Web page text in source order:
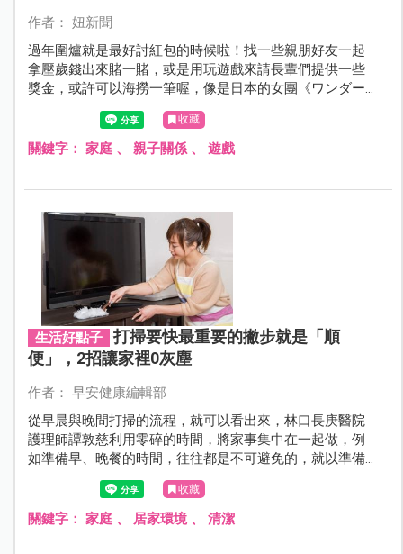
作者： 妞新聞
過年圍爐就是最好討紅包的時候啦！找一些親朋好友一起
拿壓歲錢出來賭一賭，或是用玩遊戲來請長輩們提供一些
獎金，或許可以海撈一筆喔，像是日本的女團《ワンダー
ウィード（Wonder Weed）》成員的佐倉ちひろ（佐倉
Chihiro）今年去到外婆家跨年，就分享了他們家跨年贏壓
歲錢的方法呢！
收藏
關鍵字： 家庭、 親子關係、 遊戲
生活好點子
打掃要快最重要的撇步就是「順
便」，2招讓家裡0灰塵
作者： 早安健康編輯部
從早晨與晚間打掃的流程，就可以看出來，林口長庚醫院
護理師譚敦慈利用零碎的時間，將家事集中在一起做，例
如準備早、晚餐的時間，往往都是不可避免的，就以準備
早、晚餐的時間為骨幹，在中間的空檔、等待的時間，去
做其他可以分段做、容易完成的家事，而不是先準備完餐
點，再去掃地拖地，一件一件來，整體花費時間較長。
收藏
關鍵字： 家庭、 居家環境、 清潔